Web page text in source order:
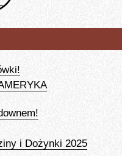
i Dożynki 2025